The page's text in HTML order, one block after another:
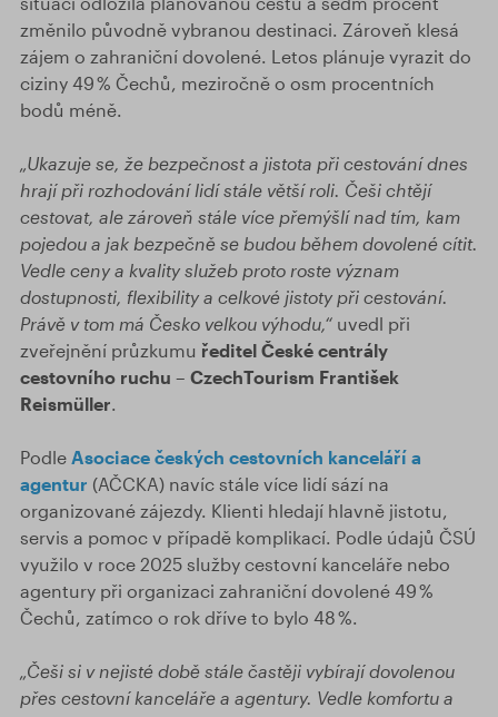
změnilo původně vybranou destinaci. Zároveň klesá
zájem o zahraniční dovolené. Letos plánuje vyrazit do
ciziny 49 % Čechů, meziročně o osm procentních
bodů méně.
„Ukazuje se, že bezpečnost a jistota při cestování dnes
hrají při rozhodování lidí stále větší roli. Češi chtějí
cestovat, ale zároveň stále více přemýšlí nad tím, kam
pojedou a jak bezpečně se budou během dovolené cítit.
Vedle ceny a kvality služeb proto roste význam
dostupnosti, flexibility a celkové jistoty při cestování.
Právě v tom má Česko velkou výhodu,“ uvedl při
zveřejnění průzkumu ředitel České centrály
cestovního ruchu – CzechTourism František
Reismüller.
Podle Asociace českých cestovních kanceláří a
agentur (AČCKA) navíc stále více lidí sází na
organizované zájezdy. Klienti hledají hlavně jistotu,
servis a pomoc v případě komplikací. Podle údajů ČSÚ
využilo v roce 2025 služby cestovní kanceláře nebo
agentury při organizaci zahraniční dovolené 49 %
Čechů, zatímco o rok dříve to bylo 48 %.
„Češi si v nejisté době stále častěji vybírají dovolenou
přes cestovní kanceláře a agentury. Vedle komfortu a